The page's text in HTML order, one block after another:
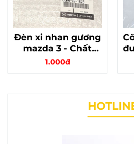
Đèn xi nhan gương
mazda 3 - Chất
Lượng Giá rẻ mã
1.000đ